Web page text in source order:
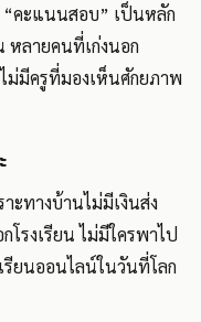
“คะแนนสอบ” เป็นหลัก
หลายคนที่เก่งนอก
ม่มีครูที่มองเห็นศักยภาพ
ะทางบ้านไม่มีเงินส่ง
รงเรียน ไม่มีใครพาไป
ยนออนไลน์ในวันที่โลก